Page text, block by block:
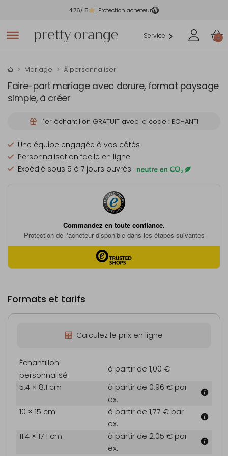
4.76/ 5 | Protection acheteur
Service 0
Mariage À personnaliser
Faire-part mariage avec dorure, format paysage
simple, à créer
1er échantillon GRATUIT avec le code : ECHANTI
Une équipe engagée à vos côtés
Personnalisation facile en ligne
Expédié sous 5 à 7 jours ouvrés
Formats et tarifs
Calculez le prix en ligne
Échantillon
personnalisé
à partir de 1,00 €
5.4 × 8.1 cm
à partir de 0,96 € par
ex.
10 × 15 cm
à partir de 1,77 € par
ex.
11.4 × 17.1 cm
à partir de 2,05 € par
ex.